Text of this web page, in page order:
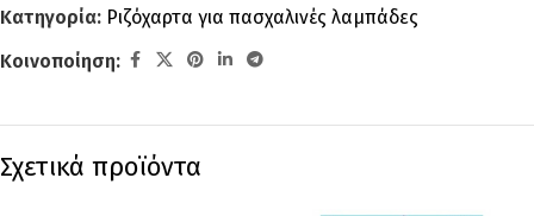
Κατηγορία: Ριζόχαρτα για πασχαλινές λαμπάδες
Κοινοποίηση:
Σχετικά προϊόντα